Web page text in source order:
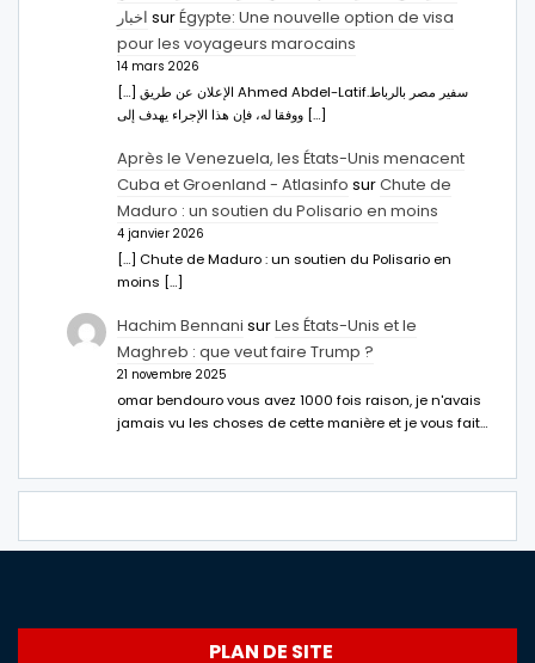
اخبار surÉgypte: Une nouvelle option de visa
pour les voyageurs marocains
14 mars 2026
[…] الإعلان عن طريق Ahmed Abdel-Latifسفير مصر بالرباط.
ووفقا له، فإن هذا الإجراء يهدف إلى […]
Après le Venezuela, les États-Unis menacent
Cuba et Groenland - Atlasinfo surChute de
Maduro : un soutien du Polisario en moins
4 janvier 2026
[…] Chute de Maduro : un soutien du Polisario en
moins […]
Hachim Bennani surLes États-Unis et le
Maghreb : que veut faire Trump ?
21 novembre 2025
omar bendouro vous avez 1000 fois raison, je n'avais
jamais vu les choses de cette manière et je vous fait…
PLAN DE SITE